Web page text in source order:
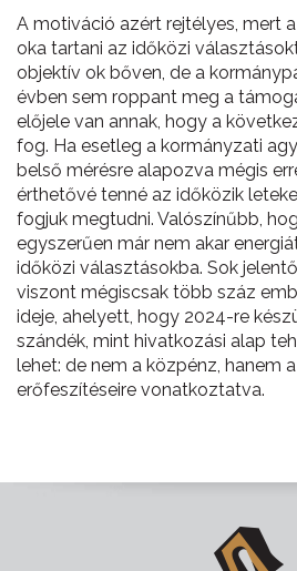
A motiváció azért rejtélyes, mert
oka tartani az időközi
objektív ok bőven, de a
évben sem roppant meg a
előjele van annak, hogy a
fog. Ha esetleg a kormányzati
belső mérésre alapozva mégis
érthetővé tenné az időközik
fogjuk megtudni. Valószínűbb,
egyszerűen már nem akar
időközi választásokba. Sok
viszont mégiscsak több száz
ideje, ahelyett, hogy 2024-re
szándék, mint hivatkozási alap
lehet: de nem a közpénz, hanem
erőfeszítéseire vonatkoztatva.